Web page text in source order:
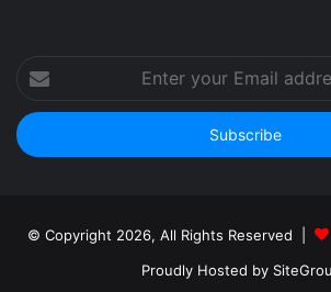
your
Email
address
© Copyright 2026, All Rights Reserved |
Proudly Hosted by